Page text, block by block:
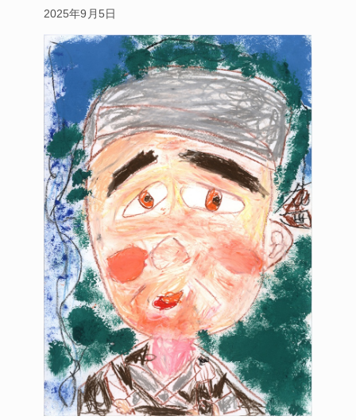
2025年9月5日